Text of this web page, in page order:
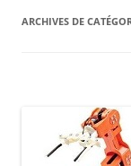
ARCHIVES DE